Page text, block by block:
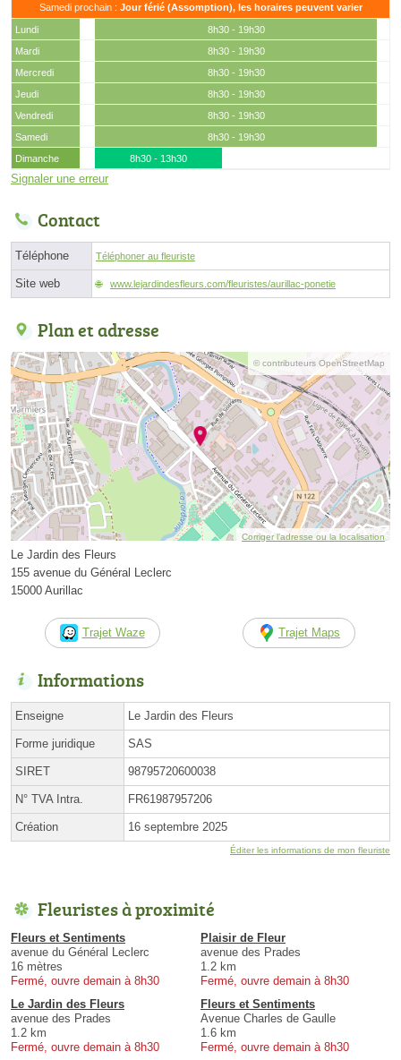
Samedi prochain : Jour férié (Assomption), les horaires peuvent varier
Lundi
8h30 - 19h30
Mardi
8h30 - 19h30
Mercredi
8h30 - 19h30
Jeudi
8h30 - 19h30
Vendredi
8h30 - 19h30
Samedi
8h30 - 19h30
Dimanche
8h30 - 13h30
Signaler une erreur
Contact
Téléphone Téléphoner au fleuriste
Site web www.lejardindesfleurs.com/fleuristes/aurillac-ponetie
Plan et adresse
© contributeurs OpenStreetMap
Corriger l’adresse ou la localisation
Le Jardin des Fleurs
155 avenue du Général Leclerc
15000 Aurillac
Trajet Waze Trajet Maps
Informations
Enseigne Le Jardin des Fleurs
Forme juridique SAS
SIRET 98795720600038
N° TVA Intra. FR61987957206
Création 16 septembre 2025
Éditer les informations de mon fleuriste
Fleuristes à proximité
Fleurs et Sentiments
avenue du Général Leclerc
16 mètres
Fermé, ouvre demain à 8h30
Plaisir de Fleur
avenue des Prades
1.2 km
Fermé, ouvre demain à 8h30
Le Jardin des Fleurs
avenue des Prades
1.2 km
Fermé, ouvre demain à 8h30
Fleurs et Sentiments
Avenue Charles de Gaulle
1.6 km
Fermé, ouvre demain à 8h30